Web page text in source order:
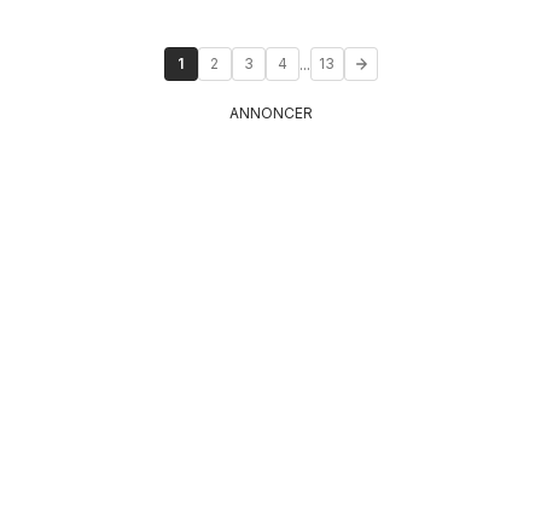
1 2 3 4 ... 13
ANNONCER